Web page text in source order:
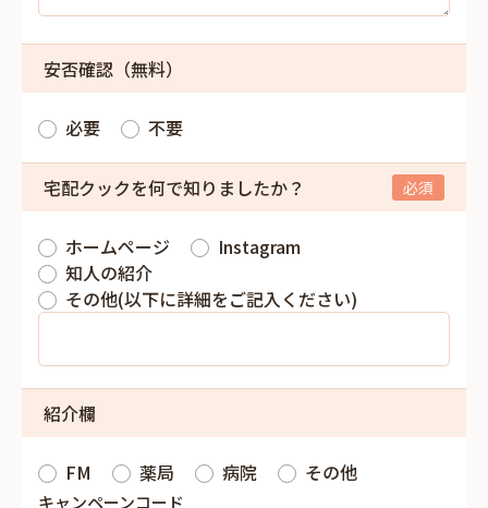
安否確認（無料）
必要 不要
宅配クックを何で知りましたか？
ホームページ
Instagram
知人の紹介
その他(以下に詳細をご記入ください)
紹介欄
FM 薬局 病院 その他
キャンペーンコード